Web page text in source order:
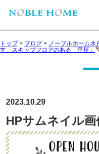
トップ> ブログ > ノーブルホーム水
す、スキップフロアのある「平屋」
2023.10.29
HPサムネイル画